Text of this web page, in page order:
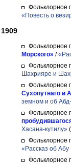
Фольклорное
«Повесть о
1909
Фольклорное
Морского» /
Фольклорное
Шахрияре и
Фольклорное
Сухопутнаго и
земном и об
Фольклорное
Хасана-кутилу»
Фольклорное
«Рассказ об
Фольклорное